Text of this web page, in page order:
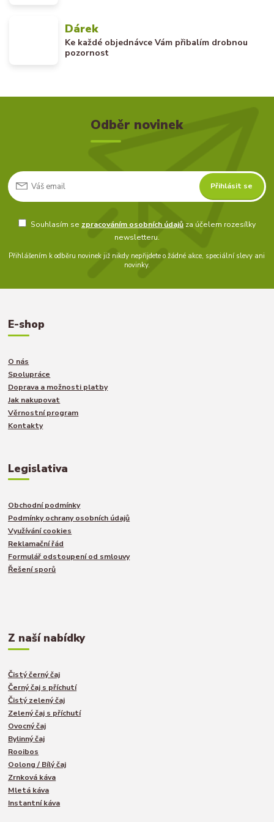
Dárek
Ke každé objednávce Vám přibalím drobnou
pozornost
Odběr novinek
Přihlásit se
Souhlasím se zpracováním osobních údajůza účelem rozesílky
newsletteru.
Přihlášením k odběru novinek již nikdy nepřijdete o žádné akce, speciální slevy ani
novinky.
E-shop
O nás
Spolupráce
Doprava a možnosti platby
Jak nakupovat
Věrnostní program
Kontakty
Legislativa
Obchodní podmínky
Podmínky ochrany osobních údajů
Využívání cookies
Reklamační řád
Formulář odstoupení od smlouvy
Řešení sporů
Z naší nabídky
Čistý černý čaj
Černý čaj s příchutí
Čistý zelený čaj
Zelený čaj s příchutí
Ovocný čaj
Bylinný čaj
Rooibos
Oolong / Bílý čaj
Zrnková káva
Mletá káva
Instantní káva